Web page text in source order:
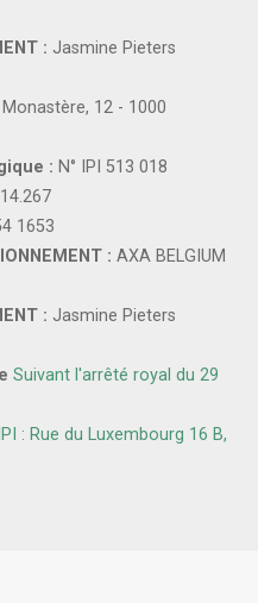
: Jasmine Pieters
Monastère, 12 - 1000
: N° IPI 513 018
1653
: AXA BELGIUM
: Jasmine Pieters
Suivant l'arrêté royal du 29
IPI : Rue du Luxembourg 16 B,